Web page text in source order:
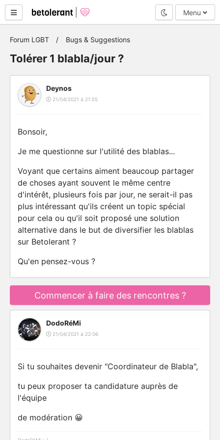
Mode nuit
Menu
Forum LGBT Bugs & Suggestions
Tolérer 1 blabla/jour ?
Deynos
21/04/2021 à 21:55
Bonsoir,
Je me questionne sur l'utilité des blablas...
Voyant que certains aiment beaucoup partager
de choses ayant souvent le même centre
d'intérêt, plusieurs fois par jour, ne serait-il pas
plus intéressant qu'ils créent un topic spécial
pour cela ou qu'il soit proposé une solution
alternative dans le but de diversifier les blablas
sur Betolerant ?
Qu'en pensez-vous ?
Commencer à faire des rencontres ?
DodoRéMi
21/04/2021 à 22:06
Si tu souhaites devenir "Coordinateur de Blabla",
tu peux proposer ta candidature auprès de
l'équipe
de modération 😀